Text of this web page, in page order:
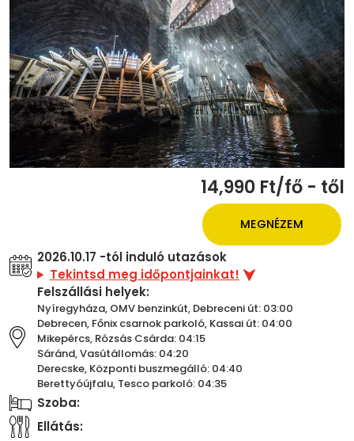
14,990 Ft/fő - től
MEGNÉZEM
2026.10.17 -tól induló utazások
Tekintsd meg időpontjainkat!
Felszállási helyek:
Nyíregyháza, OMV benzinkút, Debreceni út: 03:00
Debrecen, Főnix csarnok parkoló, Kassai út: 04:00
Mikepércs, Rózsás Csárda: 04:15
Sáránd, Vasútállomás: 04:20
Derecske, Központi buszmegálló: 04:40
Berettyóújfalu, Tesco parkoló: 04:35
Szoba:
Ellátás: